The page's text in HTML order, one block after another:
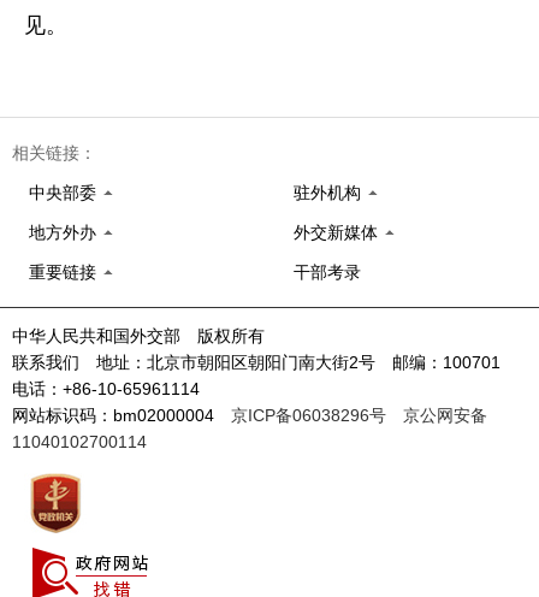
见。
相关链接：
中央部委 驻外机构
地方外办 外交新媒体
重要链接 干部考录
中华人民共和国外交部 版权所有
联系我们 地址：北京市朝阳区朝阳门南大街2号 邮编：100701
电话：+86-10-65961114
网站标识码：bm02000004 京ICP备06038296号
京公网安备
11040102700114